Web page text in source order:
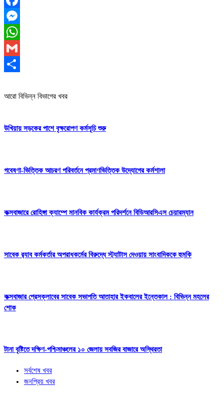
Facebook
Messenger
WhatsApp
Gmail
আরো বিভিন্ন বিভাগের খবর
উখিয়ায় সড়কের পাশে বৃক্ষরোপণ কর্মসূচি শুরু
গবেষণা-ভিত্তিক আচরণ পরিবর্তনে প্রমাণভিত্তিক উদ্যোগের কর্মশালা
কক্সবাজারে রোহিঙ্গা ক্যাম্পে মানবিক কার্যক্রম পরিদর্শনে বিডিআরসিএস চেয়ারম্যান
সাবেক র‍্যাব কর্মকর্তার অপরাধকর্মের বিরুদ্ধে স্ট্যাটাস দেওয়ায় সাংবাদিককে হুমকি
কক্সবাজার প্রেসক্লাবের সাবেক সভাপতি আতাহার ইকবালের ইন্তেকাল : বিভিন্ন মহলের
শোক
টানা বৃষ্টিতে দক্ষিণ-পশ্চিমাঞ্চলের ১০ জেলায় সবজির বাজারে অস্থিরতা
সর্বশেষ খবর
জনপ্রিয় খবর